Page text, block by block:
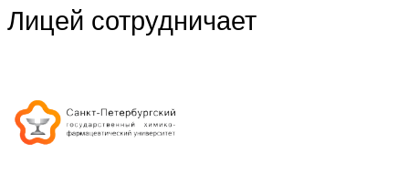
Лицей сотрудничает